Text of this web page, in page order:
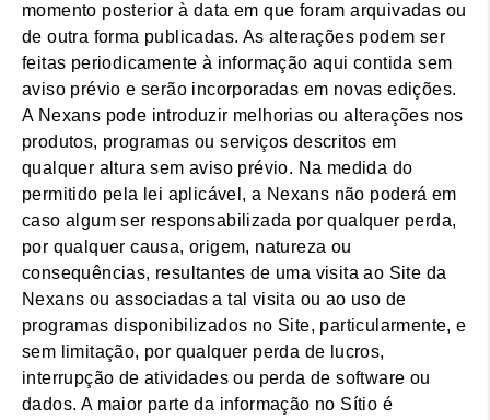
momento posterior à data em que foram arquivadas ou
de outra forma publicadas. As alterações podem ser
feitas periodicamente à informação aqui contida sem
aviso prévio e serão incorporadas em novas edições.
A Nexans pode introduzir melhorias ou alterações nos
produtos, programas ou serviços descritos em
qualquer altura sem aviso prévio. Na medida do
permitido pela lei aplicável, a Nexans não poderá em
caso algum ser responsabilizada por qualquer perda,
por qualquer causa, origem, natureza ou
consequências, resultantes de uma visita ao Site da
Nexans ou associadas a tal visita ou ao uso de
programas disponibilizados no Site, particularmente, e
sem limitação, por qualquer perda de lucros,
interrupção de atividades ou perda de software ou
dados. A maior parte da informação no Sítio é